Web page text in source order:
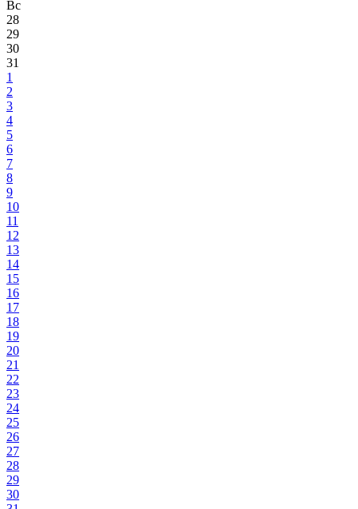
Вс
28
29
30
31
1
2
3
4
5
6
7
8
9
10
11
12
13
14
15
16
17
18
19
20
21
22
23
24
25
26
27
28
29
30